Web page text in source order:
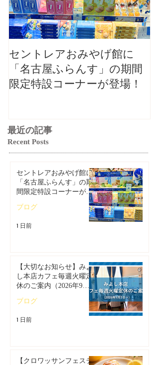
セントレアおみやげ館に
「名古屋ふらんす」の期間
限定特設コーナーが登場！
最近の記事
Recent Posts
セントレアおみやげ館に
「名古屋ふらんす」の期
間限定特設コーナーが登
ブログ
1 日前
【大切なお知らせ】みよ
し本店カフェ毎週火曜定
休のご案内（2026年9月1
ブログ
1 日前
【クロワッサンフェステ